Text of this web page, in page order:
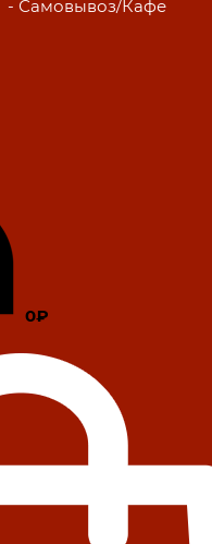
- Самовывоз/Кафе
0₽